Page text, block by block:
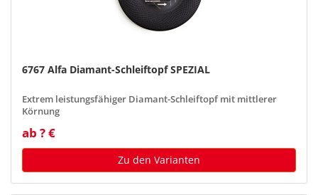
6767 Alfa Diamant-Schleiftopf SPEZIAL
Extrem leistungsfähiger Diamant-Schleiftopf mit mittlerer
Körnung
ab ? €
Zu den Varianten